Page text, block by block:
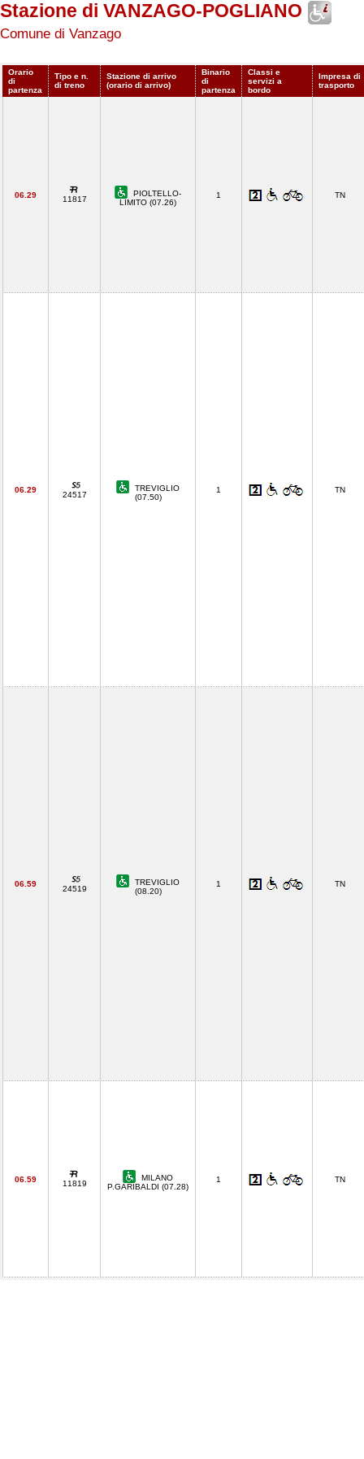
Stazione di VANZAGO-POGLIANO
Comune di Vanzago
Orario
di
partenza
Tipo e n.
di treno
Stazione di arrivo
(orario di arrivo)
Binario
di
partenza
Classi e
servizi a
bordo
Impresa di
trasporto
06.29 11817
PIOLTELLO-
LIMITO (07.26)
1 TN
06.29
24517
TREVIGLIO
(07.50)
1 TN
06.59
24519
TREVIGLIO
(08.20)
1 TN
06.59 11819
MILANO
P.GARIBALDI (07.28)
1 TN